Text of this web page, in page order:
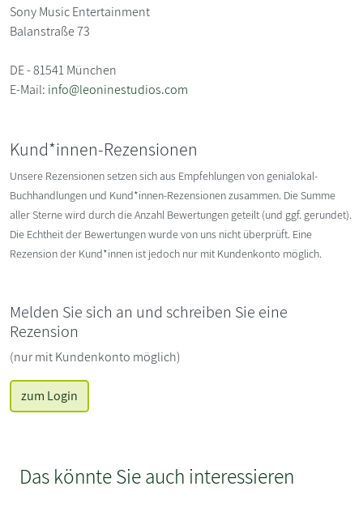
Sony Music Entertainment
Balanstraße 73
DE - 81541 München
E-Mail: info@leoninestudios.com
Kund*innen-Rezensionen
Unsere Rezensionen setzen sich aus Empfehlungen von genialokal-
Buchhandlungen und Kund*innen-Rezensionen zusammen. Die Summe
aller Sterne wird durch die Anzahl Bewertungen geteilt (und ggf. gerundet).
Die Echtheit der Bewertungen wurde von uns nicht überprüft. Eine
Rezension der Kund*innen ist jedoch nur mit Kundenkonto möglich.
Melden Sie sich an und schreiben Sie eine
Rezension
(nur mit Kundenkonto möglich)
zum Login
Das könnte Sie auch interessieren